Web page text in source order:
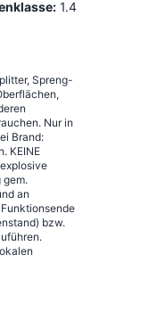
1.4
Spreng-
Nur in
Brand:
KEINE
an
bzw.